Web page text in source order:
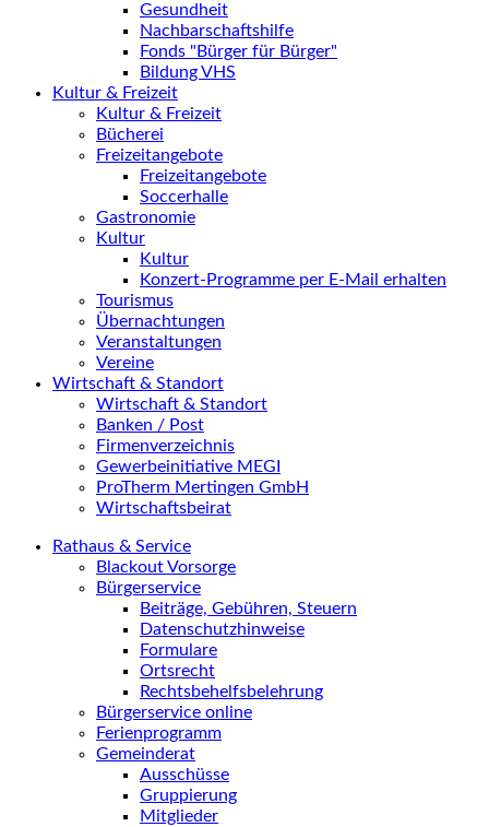
Gesundheit
Nachbarschaftshilfe
Fonds "Bürger für Bürger"
Bildung VHS
Kultur & Freizeit
Kultur & Freizeit
Bücherei
Freizeitangebote
Freizeitangebote
Soccerhalle
Gastronomie
Kultur
Kultur
Konzert-Programme per E-Mail erhalten
Tourismus
Übernachtungen
Veranstaltungen
Vereine
Wirtschaft & Standort
Wirtschaft & Standort
Banken / Post
Firmenverzeichnis
Gewerbeinitiative MEGI
ProTherm Mertingen GmbH
Wirtschaftsbeirat
Rathaus & Service
Blackout Vorsorge
Bürgerservice
Beiträge, Gebühren, Steuern
Datenschutzhinweise
Formulare
Ortsrecht
Rechtsbehelfsbelehrung
Bürgerservice online
Ferienprogramm
Gemeinderat
Ausschüsse
Gruppierung
Mitglieder